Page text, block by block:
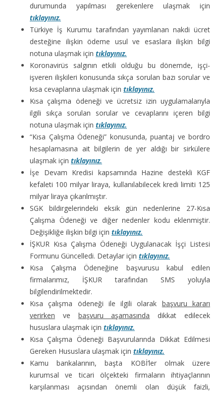
durumunda yapılması gerekenlere ulaşmak için
tıklayınız.
Türkiye İş Kurumu tarafından yayımlanan nakdi ücret
desteğine ilişkin ödeme usul ve esaslara ilişkin bilgi
notuna ulaşmak için tıklayınız.
Koronavirüs salgının etkili olduğu bu dönemde, işçi-
işveren ilişkileri konusunda sıkça sorulan bazı sorular ve
kısa cevaplarına ulaşmak için tıklayınız.
Kısa çalışma ödeneği ve ücretsiz izin uygulamalarıyla
ilgili sıkça sorulan sorular ve cevaplarını içeren bilgi
notuna ulaşmak için tıklayınız.
“Kısa Çalışma Ödeneği” konusunda, puantaj ve bordro
hesaplamasına ait bilgilerin de yer aldığı bir sirkülere
ulaşmak için tıklayınız.
İşe Devam Kredisi kapsamında Hazine destekli KGF
kefaleti 100 milyar liraya, kullanılabilecek kredi limiti 125
milyar liraya çıkarılmıştır.
SGK bildirgelerindeki eksik gün nedenlerine 27-Kısa
Çalışma Ödeneği ve diğer nedenler kodu eklenmiştir.
Değişikliğe ilişkin bilgi için tıklayınız.
İŞKUR Kısa Çalışma Ödeneği Uygulanacak İşçi Listesi
Formunu Güncelledi. Detaylar için tıklayınız.
Kısa Çalışma Ödeneğine başvurusu kabul edilen
firmalarımız, İŞKUR tarafından SMS yoluyla
bilgilendirilmektedir.
Kısa çalışma ödeneği ile ilgili olarak başvuru kararı
verirken ve başvuru aşamasında dikkat edilecek
hususlara ulaşmak için tıklayınız.
Kısa Çalışma Ödeneği Başvurularında Dikkat Edilmesi
Gereken Hususlara ulaşmak için tıklayınız.
Kamu bankalarının, başta KOBİ’ler olmak üzere
kurumsal ve ticari ölçekteki firmaların ihtiyaçlarının
karşılanması açısından önemli olan düşük faizli,